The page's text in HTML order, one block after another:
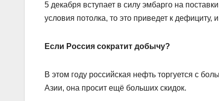
5 декабря вступает в силу эмбарго на
условия потолка, то это приведет к дефициту,
Если Россия сократит добычу?
В этом году российская нефть торгуется с
Азии, она просит ещё больших скидок.